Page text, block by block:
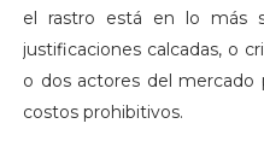
el rastro está en lo más
justificaciones calcadas, o
o dos actores del mercado
costos prohibitivos.